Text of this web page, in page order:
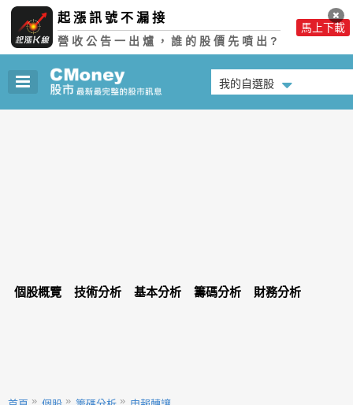
起漲訊號不漏接
營收公告一出爐，誰的股價先噴出?
馬上下載
我的自選股
個股概覽 技術分析 基本分析 籌碼分析 財務分析